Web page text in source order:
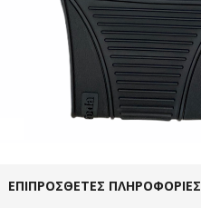
ΕΠΙΠΡΌΣΘΕΤΕΣ ΠΛΗΡΟΦΟΡΊΕΣ